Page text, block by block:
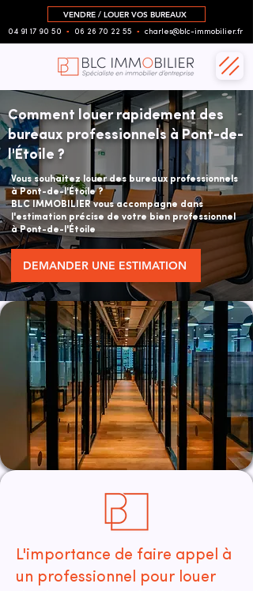
VENDRE / LOUER VOS BUREAUX
04 91 17 90 50 ▪︎ 06 26 70 22 55 ▪︎ charles@blc-immobilier.fr
Comment louer rapidement des
bureaux professionnels à Pont-de-
l'Étoile ?
Vous souhaitez louer des bureaux professionnels
à Pont-de-l'Étoile ?
BLC IMMOBILIER vous accompagne dans
l'estimation précise de votre bien professionnel
à Pont-de-l'Étoile
DEMANDER UNE ESTIMATION
L'importance de faire appel à
un professionnel pour louer